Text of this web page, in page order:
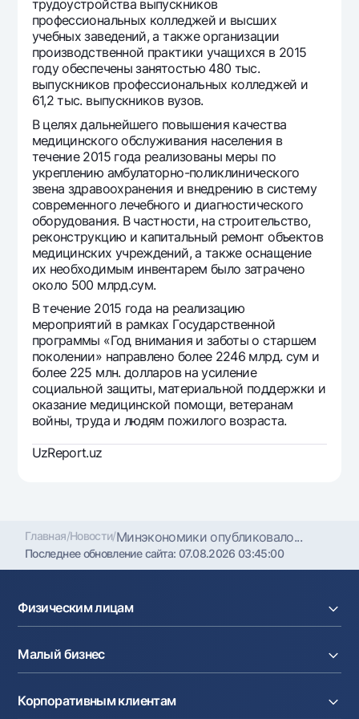
трудоустройства выпускников
профессиональных колледжей и высших
учебных заведений, а также организации
производственной практики учащихся в 2015
году обеспечены занятостью 480 тыс.
выпускников профессиональных колледжей и
61,2 тыс. выпускников вузов.
В целях дальнейшего повышения качества
медицинского обслуживания населения в
течение 2015 года реализованы меры по
укреплению амбулаторно-поликлинического
звена здравоохранения и внедрению в систему
современного лечебного и диагностического
оборудования. В частности, на строительство,
реконструкцию и капитальный ремонт объектов
медицинских учреждений, а также оснащение
их необходимым инвентарем было затрачено
около 500 млрд.сум.
В течение 2015 года на реализацию
мероприятий в рамках Государственной
программы «Год внимания и заботы о старшем
поколении» направлено более 2246 млрд. сум и
более 225 млн. долларов на усиление
социальной защиты, материальной поддержки и
оказание медицинской помощи, ветеранам
войны, труда и людям пожилого возраста.
UzReport.uz
Главная/Новости/Минэкономики опубликовало...
Последнее обновление сайта:07.08.2026 03:45:00
Физическим лицам
Вклады
Карты
Курсы валют
Денежные переводы
Малый бизнес
Кредиты
Корпоративным клиентам